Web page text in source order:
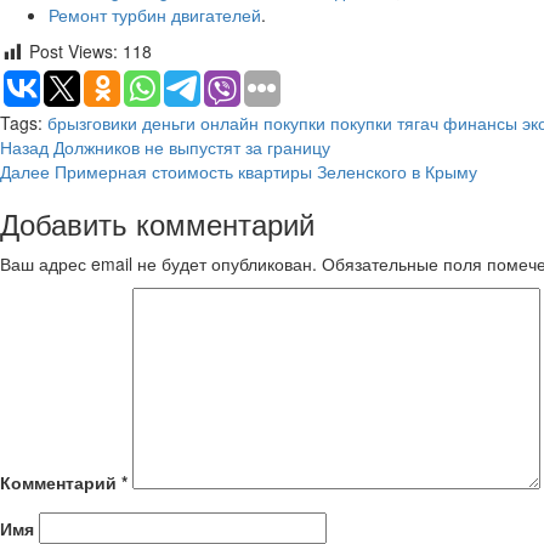
Ремонт турбин двигателей.
Post Views: 118
Tags: брызговики деньги онлайн покупки покупки тягач финансы
Продолжить
чтение
Назад Должников не выпустят за границу
Далее Примерная стоимость квартиры Зеленского в Крыму
Добавить комментарий
Ваш адрес email не будет опубликован. Обязательные поля
Комментарий *
Имя